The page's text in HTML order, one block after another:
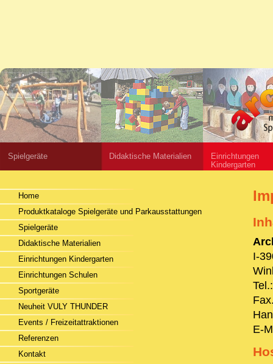
Spielgeräte Didaktische Materialien
Einrichtungen
Kindergarten
Home
Produktkataloge Spielgeräte und Parkausstattungen
Spielgeräte
Didaktische Materialien
Einrichtungen Kindergarten
Einrichtungen Schulen
Sportgeräte
Neuheit VULY THUNDER
Events / Freizeitattraktionen
Referenzen
Kontakt
I-
E-